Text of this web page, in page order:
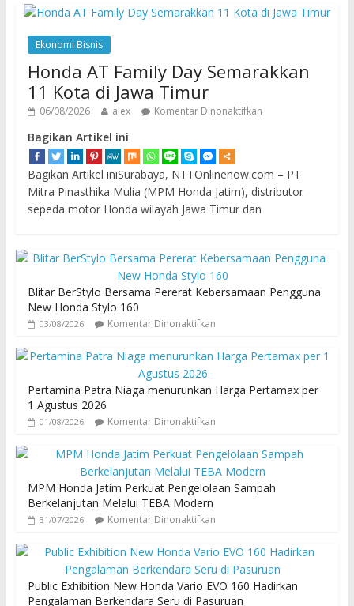
Ekonomi Bisnis
Honda AT Family Day Semarakkan
11 Kota di Jawa Timur
06/08/2026 alex Komentar Dinonaktifkan
Bagikan Artikel ini
Bagikan Artikel iniSurabaya, NTTOnlinenow.com – PT
Mitra Pinasthika Mulia (MPM Honda Jatim), distributor
sepeda motor Honda wilayah Jawa Timur dan
Blitar BerStylo Bersama Pererat Kebersamaan Pengguna
New Honda Stylo 160
03/08/2026 Komentar Dinonaktifkan
Pertamina Patra Niaga menurunkan Harga Pertamax per
1 Agustus 2026
01/08/2026 Komentar Dinonaktifkan
MPM Honda Jatim Perkuat Pengelolaan Sampah
Berkelanjutan Melalui TEBA Modern
31/07/2026 Komentar Dinonaktifkan
Public Exhibition New Honda Vario EVO 160 Hadirkan
Pengalaman Berkendara Seru di Pasuruan